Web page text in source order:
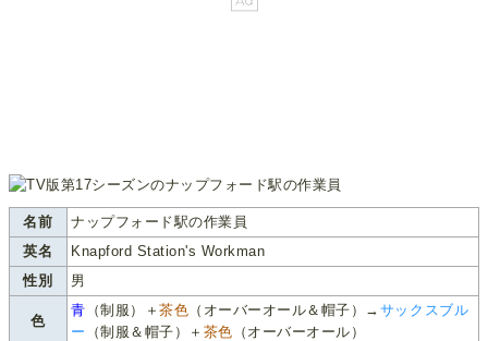
名前
ナップフォード駅の作業員
英名
Knapford Station's Workman
性別
男
色
青 （制服）＋茶色 （オーバーオール＆帽子）→ サックスブル
ー
（制服＆帽子）＋ 茶色 （オーバーオール）